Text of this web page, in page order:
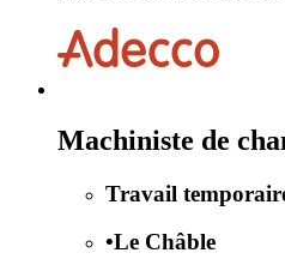
Machiniste de
Travail
•Le Châble